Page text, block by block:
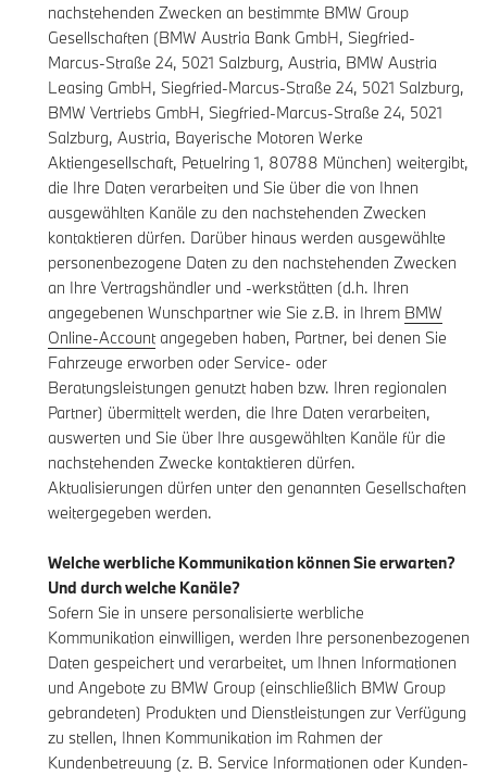
nachstehenden Zwecken an bestimmte BMW Group
Gesellschaften (BMW Austria Bank GmbH, Siegfried-
Marcus-Straße 24, 5021 Salzburg, Austria, BMW Austria
Leasing GmbH, Siegfried-Marcus-Straße 24, 5021 Salzburg,
BMW Vertriebs GmbH, Siegfried-Marcus-Straße 24, 5021
Salzburg, Austria, Bayerische Motoren Werke
Aktiengesellschaft, Petuelring 1, 80788 München) weitergibt,
die Ihre Daten verarbeiten und Sie über die von Ihnen
ausgewählten Kanäle zu den nachstehenden Zwecken
kontaktieren dürfen. Darüber hinaus werden ausgewählte
personenbezogene Daten zu den nachstehenden Zwecken
an Ihre Vertragshändler und -werkstätten (d.h. Ihren
angegebenen Wunschpartner wie Sie z.B. in Ihrem BMW
Online-Accountangegeben haben, Partner, bei denen Sie
Fahrzeuge erworben oder Service- oder
Beratungsleistungen genutzt haben bzw. Ihren regionalen
Partner) übermittelt werden, die Ihre Daten verarbeiten,
auswerten und Sie über Ihre ausgewählten Kanäle für die
nachstehenden Zwecke kontaktieren dürfen.
Aktualisierungen dürfen unter den genannten Gesellschaften
weitergegeben werden.
Welche werbliche Kommunikation können Sie erwarten?
Und durch welche Kanäle?
Sofern Sie in unsere personalisierte werbliche
Kommunikation einwilligen, werden Ihre personenbezogenen
Daten gespeichert und verarbeitet, um Ihnen Informationen
und Angebote zu BMW Group (einschließlich BMW Group
gebrandeten) Produkten und Dienstleistungen zur Verfügung
zu stellen, Ihnen Kommunikation im Rahmen der
Kundenbetreuung (z. B. Service Informationen oder Kunden-